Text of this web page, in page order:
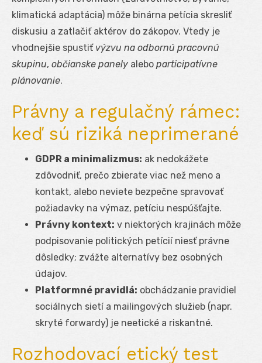
klimatická adaptácia) môže binárna petícia skresliť
diskusiu a zatlačiť aktérov do zákopov. Vtedy je
vhodnejšie spustiť výzvu na odbornú pracovnú
skupinu, občianske panely alebo participatívne
plánovanie.
Právny a regulačný rámec:
keď sú riziká neprimerané
GDPR a minimalizmus: ak nedokážete
zdôvodniť, prečo zbierate viac než meno a
kontakt, alebo neviete bezpečne spravovať
požiadavky na výmaz, petíciu nespúšťajte.
Právny kontext: v niektorých krajinách môže
podpisovanie politických petícií niesť právne
dôsledky; zvážte alternatívy bez osobných
údajov.
Platformné pravidlá: obchádzanie pravidiel
sociálnych sietí a mailingových služieb (napr.
skryté forwardy) je neetické a riskantné.
Rozhodovací etický test